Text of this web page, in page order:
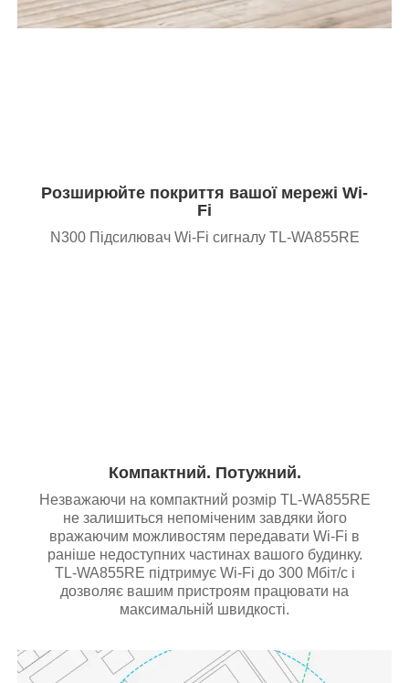
Розширюйте покриття вашої мережі Wi-
Fi
N300 Підсилювач Wi-Fi сигналу TL-WA855RE
Компактний. Потужний.
Незважаючи на компактний розмір TL-WA855RE
не залишиться непоміченим завдяки його
вражаючим можливостям передавати Wi-Fi в
раніше недоступних частинах вашого будинку.
TL-WA855RE підтримує Wi-Fi до 300 Мбіт/с і
дозволяє вашим пристроям працювати на
максимальній швидкості.